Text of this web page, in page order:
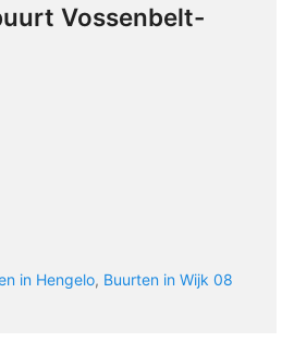
Vossenbelt-
in Hengelo, Buurten in Wijk 08